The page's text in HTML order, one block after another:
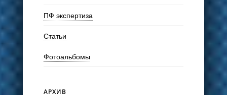
ПФ экспертиза
Статьи
Фотоальбомы
АРХИВ